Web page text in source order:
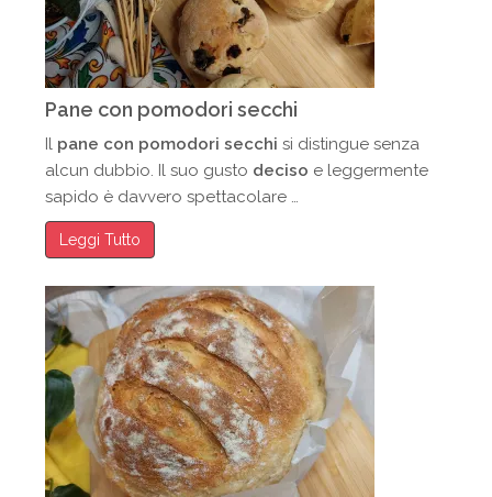
Pane con pomodori secchi
Il pane con pomodori secchisi distingue senza
alcun dubbio. Il suo gusto deciso e leggermente
sapido è davvero spettacolare …
Leggi Tutto